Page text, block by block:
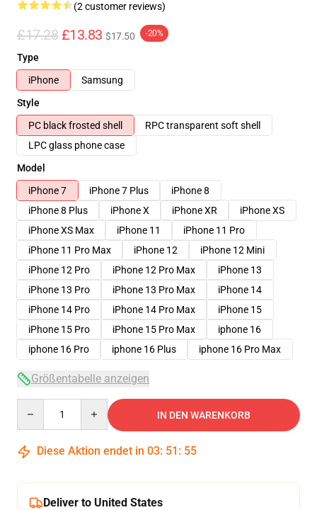
(2 customer reviews)
£17.28 £13.83 $17.50 -20%
Type
iPhone
Samsung
Style
PC black frosted shell
RPC transparent soft shell
LPC glass phone case
Model
iPhone 7
iPhone 7 Plus
iPhone 8
iPhone 8 Plus
iPhone X iPhone XR
iPhone XS
iPhone XS Max
iPhone 11
iPhone 11 Pro
iPhone 11 Pro Max
iPhone 12
iPhone 12 Mini
iPhone 12 Pro
iPhone 12 Pro Max
iPhone 13
iPhone 13 Pro
iPhone 13 Pro Max
iPhone 14
iPhone 14 Pro
iPhone 14 Pro Max
iPhone 15
iPhone 15 Pro
iPhone 15 Pro Max
iphone 16
iphone 16 Pro
iphone 16 Plus iphone 16 Pro Max
Größentabelle anzeigen
IN DEN WARENKORB
Diese Aktion endet in 03: 51 : 54
Deliver to United States